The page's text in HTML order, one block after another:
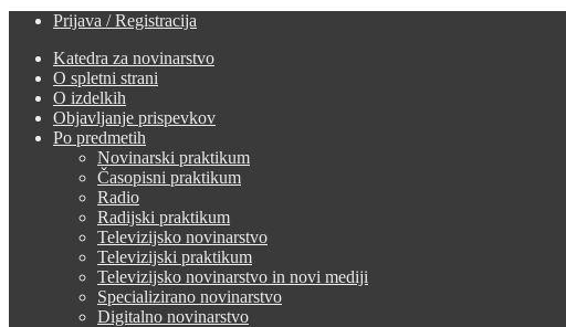
Prijava / Registracija
Katedra za novinarstvo
O spletni strani
O izdelkih
Objavljanje prispevkov
Po predmetih
Novinarski praktikum
Časopisni praktikum
Radio
Radijski praktikum
Televizijsko novinarstvo
Televizijski praktikum
Televizijsko novinarstvo in novi mediji
Specializirano novinarstvo
Digitalno novinarstvo